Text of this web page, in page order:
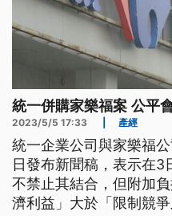
統一併購家樂福案 公平
2023/5/5 17:33 產經
統一企業公司與家樂福
日發布新聞稿，表示在3
不禁止其結合，但附加
濟利益」大於「限制競爭